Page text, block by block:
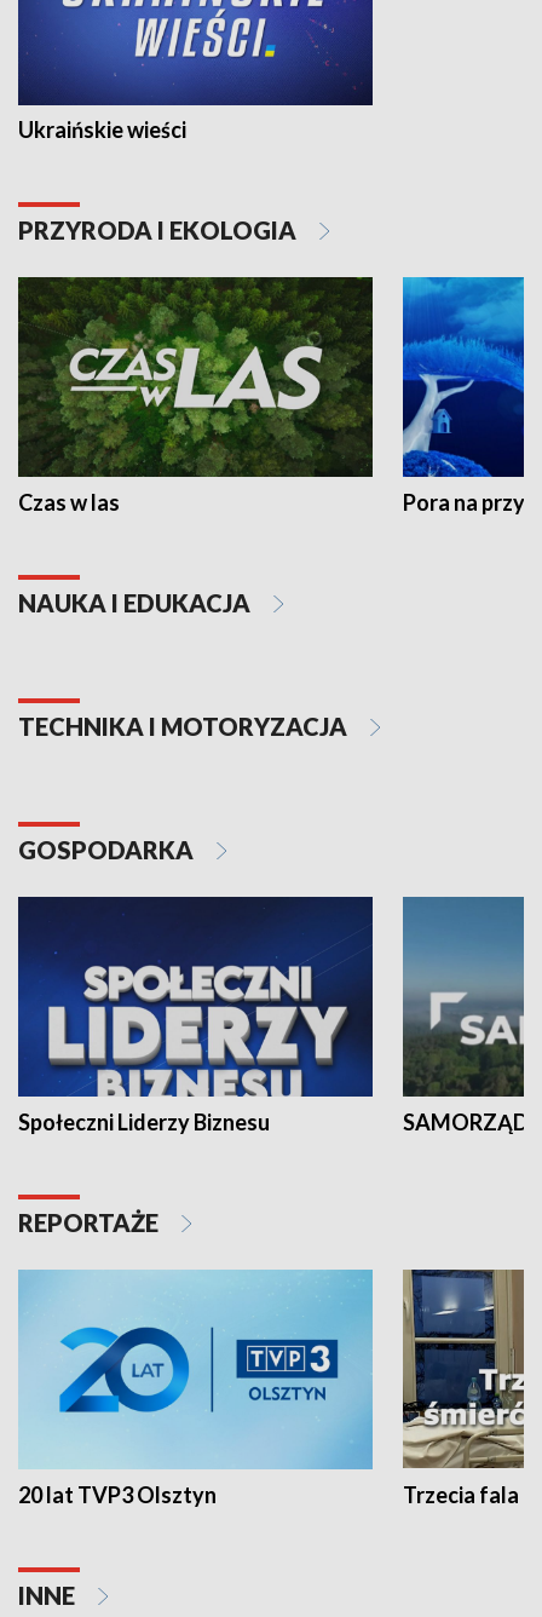
Ukraińskie wieści
PRZYRODA I EKOLOGIA
Czas w las Pora na
NAUKA I EDUKACJA
TECHNIKA I MOTORYZACJA
GOSPODARKA
Społeczni Liderzy Biznesu SAMORZĄD
REPORTAŻE
20 lat TVP3 Olsztyn Trzecia fala -
INNE